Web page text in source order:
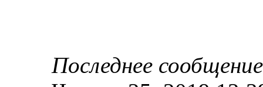
Последнее сообщение